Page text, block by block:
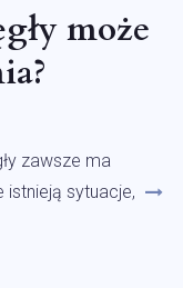
może
zawsze ma
istnieją sytuacje,